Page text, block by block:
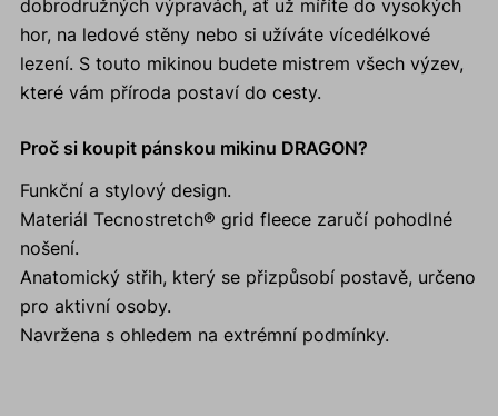
dobrodružných výpravách, ať už míříte do vysokých
hor, na ledové stěny nebo si užíváte vícedélkové
lezení. S touto mikinou budete mistrem všech výzev,
které vám příroda postaví do cesty.
Proč si koupit pánskou mikinu DRAGON?
Funkční a stylový design.
Materiál Tecnostretch® grid fleece zaručí pohodlné
nošení.
Anatomický střih, který se přizpůsobí postavě, určeno
pro aktivní osoby.
Navržena s ohledem na extrémní podmínky.